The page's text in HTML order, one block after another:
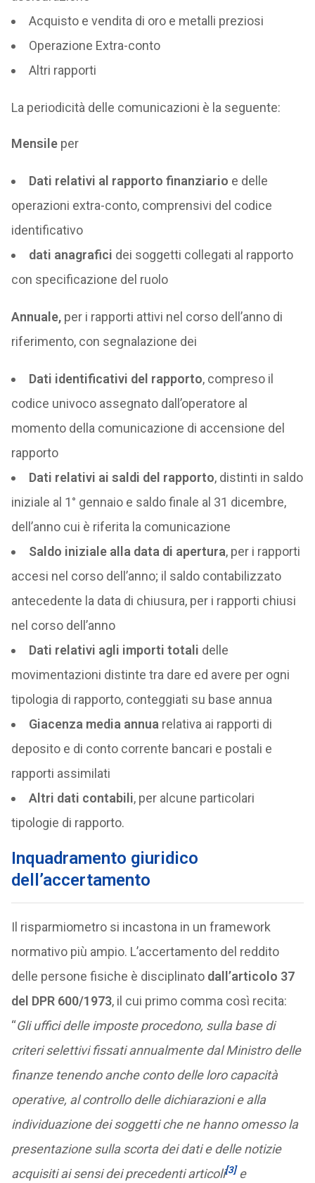
Acquisto e vendita di oro e metalli preziosi
Operazione Extra-conto
Altri rapporti
La periodicità delle comunicazioni è la seguente:
Mensile per
Dati relativi al rapporto finanziario e delle
operazioni extra-conto, comprensivi del codice
identificativo
dati anagrafici dei soggetti collegati al rapporto
con specificazione del ruolo
Annuale, per i rapporti attivi nel corso dell’anno di
riferimento, con segnalazione dei
Dati identificativi del rapporto, compreso il
codice univoco assegnato dall’operatore al
momento della comunicazione di accensione del
rapporto
Dati relativi ai saldi del rapporto, distinti in saldo
iniziale al 1° gennaio e saldo finale al 31 dicembre,
dell’anno cui è riferita la comunicazione
Saldo iniziale alla data di apertura, per i rapporti
accesi nel corso dell’anno; il saldo contabilizzato
antecedente la data di chiusura, per i rapporti chiusi
nel corso dell’anno
Dati relativi agli importi totali delle
movimentazioni distinte tra dare ed avere per ogni
tipologia di rapporto, conteggiati su base annua
Giacenza media annua relativa ai rapporti di
deposito e di conto corrente bancari e postali e
rapporti assimilati
Altri dati contabili, per alcune particolari
tipologie di rapporto.
Inquadramento giuridico
dell’accertamento
Il risparmiometro si incastona in un framework
normativo più ampio. L’accertamento del reddito
delle persone fisiche è disciplinato dall’articolo 37
del DPR 600/1973, il cui primo comma così recita:
“Gli uffici delle imposte procedono, sulla base di
criteri selettivi fissati annualmente dal Ministro delle
finanze tenendo anche conto delle loro capacità
operative, al controllo delle dichiarazioni e alla
individuazione dei soggetti che ne hanno omesso la
presentazione sulla scorta dei dati e delle notizie
acquisiti ai sensi dei precedenti articoli[3]e